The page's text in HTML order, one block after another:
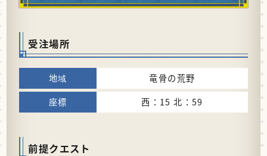
受注場所
竜骨の荒野
西：15 北：59
前提クエスト